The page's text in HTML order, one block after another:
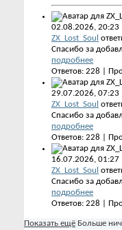
02.08.2026, 20:23
ZX_Lost_Soul
Спасибо за
подробнее
Ответов: 228 |
29.07.2026, 07:23
ZX_Lost_Soul
Спасибо за
подробнее
Ответов: 228 |
16.07.2026, 01:27
ZX_Lost_Soul
Спасибо за
подробнее
Ответов: 228 |
Показать ещё Больше